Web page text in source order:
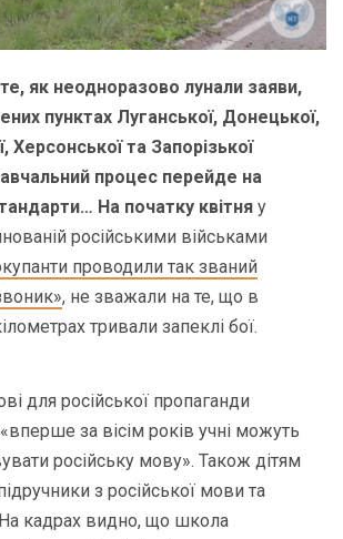
як неодноразово лунали заяви,
пунктах Луганської, Донецької,
Херсонської та Запорізької
процес перейде на
На початку квітняу
російськими військами
проводили так званий
, не зважали на те, що в
тривали запеклі бої.
для російської пропаганди
за вісім років учні можуть
російську мову». Також дітям
з російської мови та
На кадрах видно, що школа